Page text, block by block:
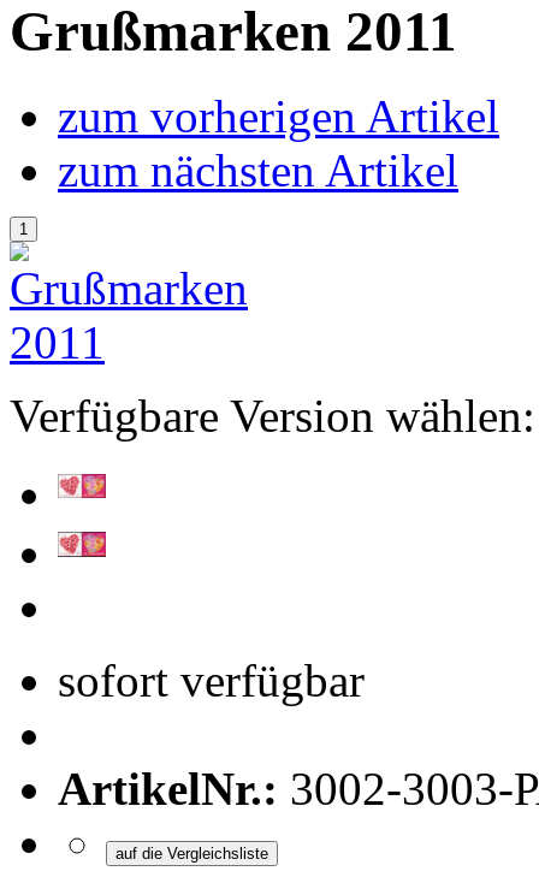
Grußmarken 2011
zum vorherigen Artikel
zum nächsten Artikel
Verfügbare Version wählen:
sofort verfügbar
ArtikelNr.: 3002-3003-
auf die Vergleichsliste